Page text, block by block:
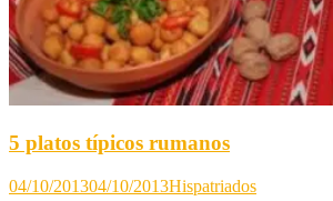
5 platos típicos rumanos
04/10/201304/10/2013Hispatriados